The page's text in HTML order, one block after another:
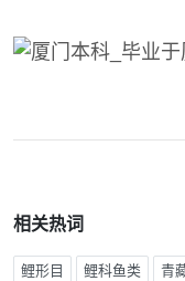
相关热词
鲤形目 鲤科鱼类 青